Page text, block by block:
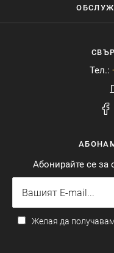
Тел.:
Абонирайте се за
Желая да